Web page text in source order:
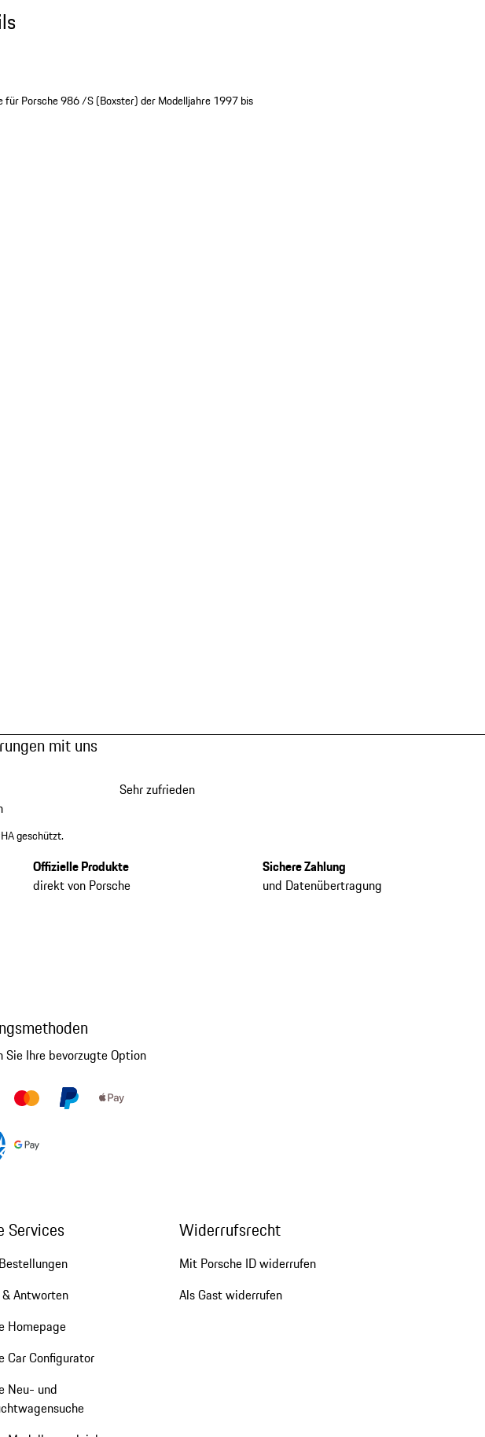
Porsche 986 /S (Boxster) der Modelljahre 1997 bis
mit uns
Sehr zufrieden
geschützt.
Offizielle Produkte
direkt von Porsche
Sichere Zahlung
und Datenübertragung
Sie Ihre bevorzugte Option
Services
& Antworten
Homepage
Car Configurator
Neu- und
Widerrufsrecht
Mit Porsche ID widerrufen
Als Gast widerrufen